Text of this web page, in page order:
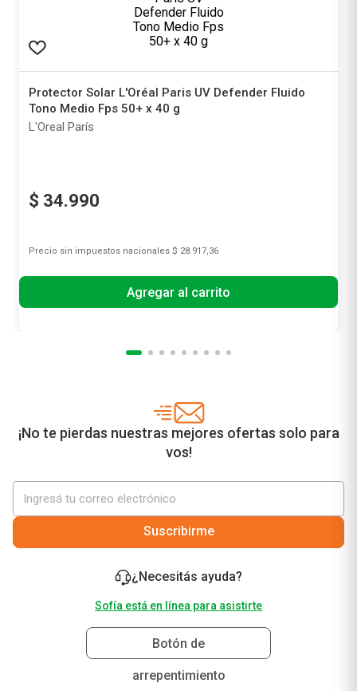
Protector Solar L'Oréal Paris UV Defender Fluido
Tono Medio Fps 50+ x 40 g
L'Oreal París
$ 34.990
Precio sin impuestos nacionales $ 28.917,36
Agregar al carrito
¡No te pierdas nuestras mejores ofertas solo para
vos!
Suscribirme
¿Necesitás ayuda?
Sofía está en línea para asistirte
Botón de
arrepentimiento